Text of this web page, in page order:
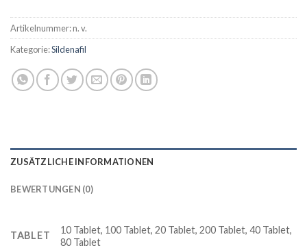
Artikelnummer:n. v.
Kategorie:Sildenafil
ZUSÄTZLICHE INFORMATIONEN
BEWERTUNGEN (0)
TABLET
10 Tablet, 100 Tablet, 20 Tablet, 200 Tablet, 40 Tablet,
80 Tablet